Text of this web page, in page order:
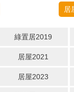
居
綠置居2019
居屋2021
居屋2023